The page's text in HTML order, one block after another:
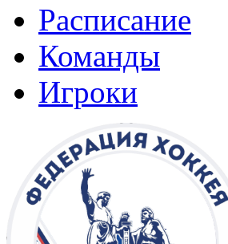
Расписание
Команды
Игроки